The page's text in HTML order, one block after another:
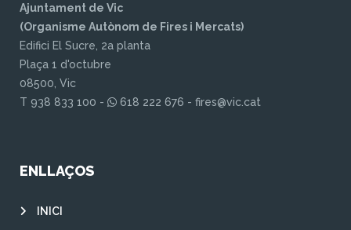
Ajuntament de Vic
(Organisme Autònom de Fires i Mercats)
Edifici El Sucre, 2a planta
Plaça 1 d'octubre
08500, Vic
T 938 833 100 -
618 222 676 - fires@vic.cat
ENLLAÇOS
INICI